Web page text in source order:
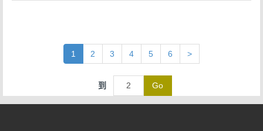
1 2 3 4 5 6 >
到 Go